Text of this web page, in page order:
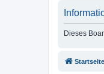
Dieses
Startseite